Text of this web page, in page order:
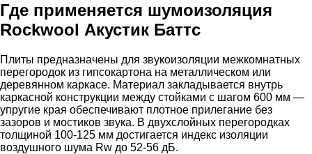
Где применяется шумоизоляция
Rockwool Акустик Баттс
Плиты предназначены для звукоизоляции межкомнатных
перегородок из гипсокартона на металлическом или
деревянном каркасе. Материал закладывается внутрь
каркасной конструкции между стойками с шагом 600 мм —
упругие края обеспечивают плотное прилегание без
зазоров и мостиков звука. В двухслойных перегородках
толщиной 100-125 мм достигается индекс изоляции
воздушного шума Rw до 52-56 дБ.